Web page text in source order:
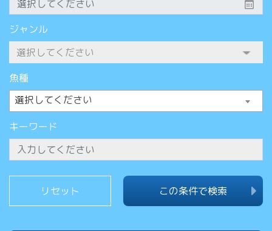
ジャンル
魚種
選択してください
キーワード
この条件で検索